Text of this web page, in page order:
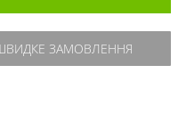
ЗАМОВЛЕННЯ